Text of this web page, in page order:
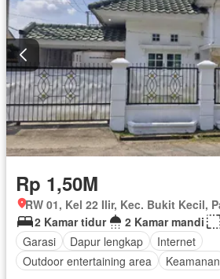
Rp 1,50M
2 Kamar tidur
2 Kamar mandi
Garasi
Dapur lengkap
Internet
Outdoor entertaining area
Keamanan